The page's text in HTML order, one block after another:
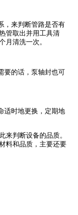
，来判断管路是否有
管取出并用工具清
月清洗一次。
要的话，泵轴封也可
适时地更换，定期地
来判断设备的品质。
料和品质，主要还要